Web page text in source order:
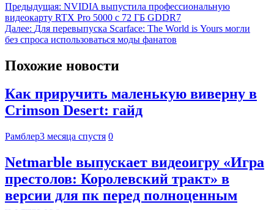
Предыдущая: NVIDIA выпустила профессиональную
видеокарту RTX Pro 5000 с 72 ГБ GDDR7
Далее: Для перевыпуска Scarface: The World is Yours могли
без спроса использоваться моды фанатов
Похожие новости
Как приручить маленькую виверну в
Crimson Desert: гайд
Рамблер3 месяца спустя 0
Netmarble выпускает видеоигру «Игра
престолов: Королевский тракт» в
версии для пк перед полноценным